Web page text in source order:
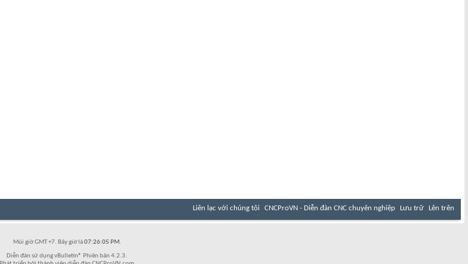
Liên lạc với chúng tôi CNCProVN - Diễn đàn CNC chuyên nghiệp Lưu trữ Lên trên
Múi giờ GMT +7. Bây giờ là07:26:05 PM.
Diễn đàn sử dụng vBulletin® Phiên bản 4.2.3.